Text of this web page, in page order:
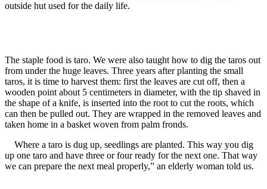
outside hut used for the daily life.
The staple food is taro. We were also taught how to dig the taros out
from under the huge leaves. Three years after planting the small
taros, it is time to harvest them: first the leaves are cut off, then a
wooden point about 5 centimeters in diameter, with the tip shaved in
the shape of a knife, is inserted into the root to cut the roots, which
can then be pulled out. They are wrapped in the removed leaves and
taken home in a basket woven from palm fronds.
Where a taro is dug up, seedlings are planted. This way you dig
up one taro and have three or four ready for the next one. That way
we can prepare the next meal properly,” an elderly woman told us.